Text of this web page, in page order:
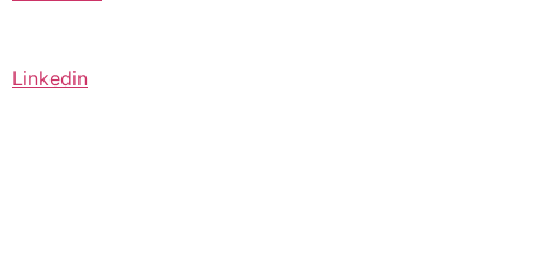
Linkedin